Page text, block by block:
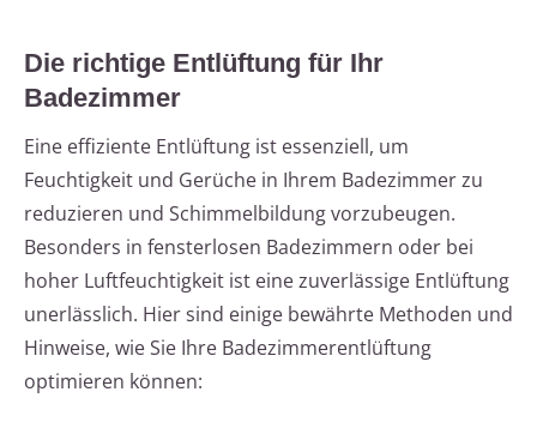
Die richtige Entlüftung für Ihr
Badezimmer
Eine effiziente Entlüftung ist essenziell, um
Feuchtigkeit und Gerüche in Ihrem Badezimmer zu
reduzieren und Schimmelbildung vorzubeugen.
Besonders in fensterlosen Badezimmern oder bei
hoher Luftfeuchtigkeit ist eine zuverlässige Entlüftung
unerlässlich. Hier sind einige bewährte Methoden und
Hinweise, wie Sie Ihre Badezimmerentlüftung
optimieren können: